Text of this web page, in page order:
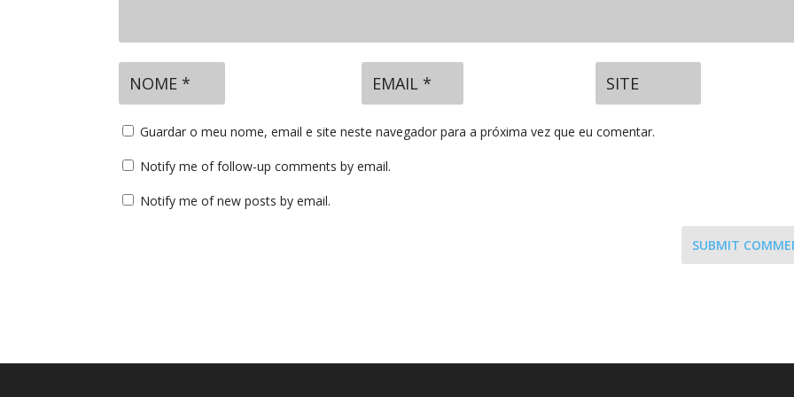
Guardar o meu nome, email e site neste navegador para a próxima vez que eu comentar.
Notify me of follow-up comments by email.
Notify me of new posts by email.
SUBMIT